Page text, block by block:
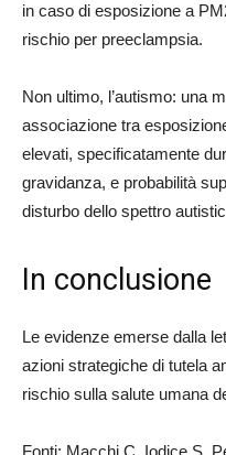
in caso di esposizione a
rischio per preeclampsia.
Non ultimo, l’autismo: una
associazione tra
elevati, specificatamente
gravidanza, e probabilità
disturbo dello spettro
In conclusione
Le evidenze emerse dalla
azioni strategiche di tutela
rischio sulla salute umana
Fonti: Macchi C, Iodice S,